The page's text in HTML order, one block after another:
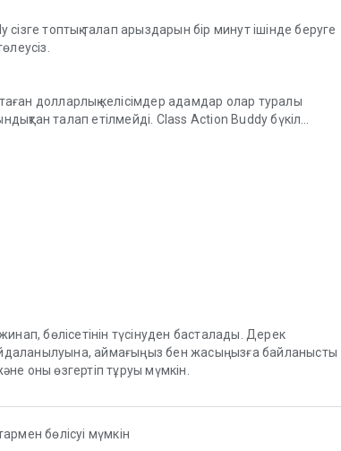
топтық талап арыздарын бір минут ішінде беруге
долларлық келісімдер адамдар олар туралы
талап етілмейді. Class Action Buddy бүкіл
алуды растайтын құжат қажет емес
төлемдерді қараңыз
танымал қызметтерді пайдаланған болсаңыз, қазір
жинап, бөлісетінін түсінуден басталады. Дерек
аймағыңыз бен жасыңызға байланысты
оны өзгертіп тұруы мүмкін.
бөлісуі мүмкін